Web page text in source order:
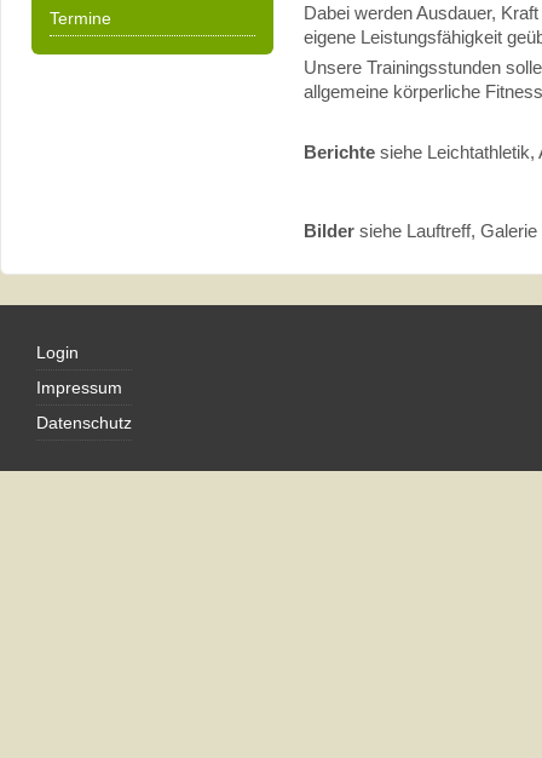
Termine
Dabei werden Ausdauer,
eigene Leistungsfähigkeit
Unsere Trainingsstunden
allgemeine körperliche
Berichte siehe Leichtathletik,
Bilder siehe Lauftreff, Galerie
Login
Impressum
Datenschutz